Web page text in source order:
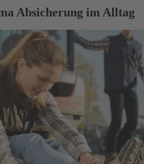
Absicherung im Alltag